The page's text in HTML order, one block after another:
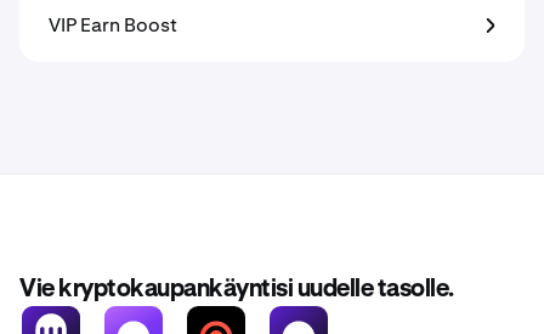
VIP Earn Boost
Vie kryptokaupankäyntisi uudelle tasolle.